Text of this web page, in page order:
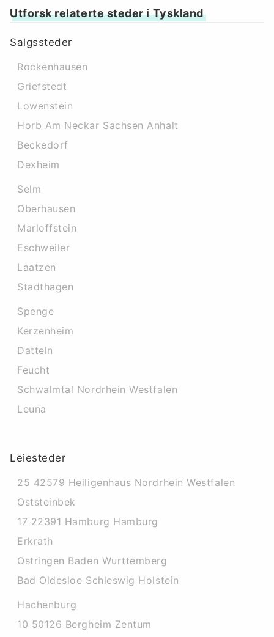
Utforsk relaterte steder i Tyskland
Salgssteder
Rockenhausen
Griefstedt
Lowenstein
Horb Am Neckar Sachsen Anhalt
Beckedorf
Dexheim
Selm
Oberhausen
Marloffstein
Eschweiler
Laatzen
Stadthagen
Spenge
Kerzenheim
Datteln
Feucht
Schwalmtal Nordrhein Westfalen
Leuna
Leiesteder
25 42579 Heiligenhaus Nordrhein Westfalen
Oststeinbek
17 22391 Hamburg Hamburg
Erkrath
Ostringen Baden Wurttemberg
Bad Oldesloe Schleswig Holstein
Hachenburg
10 50126 Bergheim Zentum